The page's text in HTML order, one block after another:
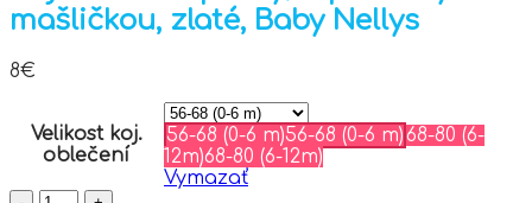
mašličkou, zlaté, Baby Nellys
8€
Velikost koj.
oblečení
56-68 (0-6 m)56-68 (0-6 m)68-80 (6-
12m)68-80 (6-12m)
Vymazať